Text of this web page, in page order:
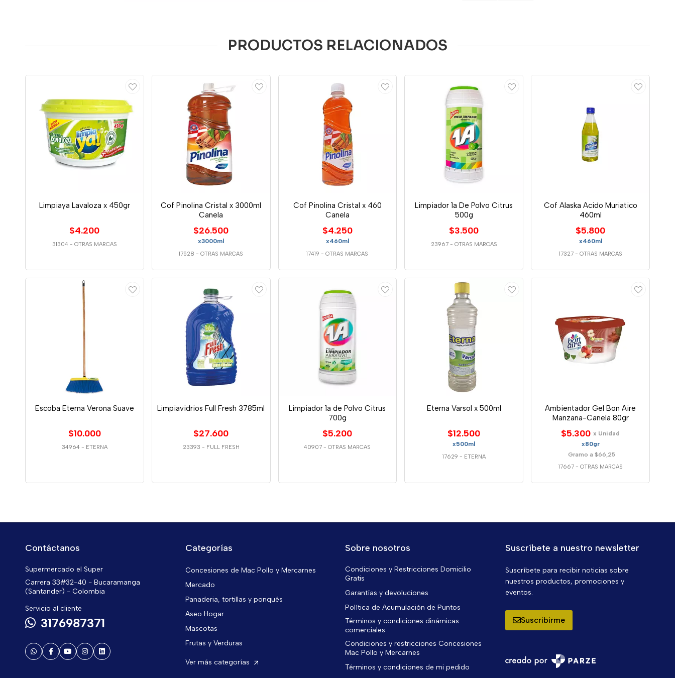
PRODUCTOS RELACIONADOS
Limpiaya Lavaloza x 450gr
$4.200
31304 - OTRAS MARCAS
Cof Pinolina Cristal x 3000ml
Canela
$26.500
x3000ml
17528 -OTRAS MARCAS
Cof Pinolina Cristal x 460
Canela
$4.250
x460ml
17419 -OTRAS MARCAS
Limpiador 1a De Polvo Citrus
500g
$3.500
23967 - OTRAS MARCAS
Cof Alaska Acido Muriatico
460ml
$5.800
x460ml
17327 - OTRAS MARCAS
Escoba Eterna Verona Suave
$10.000
34964 - ETERNA
Limpiavidrios Full Fresh 3785ml
$27.600
23393 - FULL FRESH
Limpiador 1a de Polvo Citrus
700g
$5.200
40907 -OTRAS MARCAS
Eterna Varsol x 500ml
$12.500
x500ml
17629 - ETERNA
Ambientador Gel Bon Aire
Manzana-Canela 80gr
$5.300 x Unidad
x80gr
Gramo a $66,25
17667 - OTRAS MARCAS
Contáctanos
Supermercado el Super
Carrera 33#32-40 - Bucaramanga
(Santander) - Colombia
Servicio al cliente
3176987371
Categorías
Concesiones de Mac Pollo y Mercarnes
Mercado
Panaderia, tortillas y ponqués
Aseo Hogar
Mascotas
Frutas y Verduras
Ver más categorías
Sobre nosotros
Condiciones y Restricciones Domicilio
Gratis
Garantías y devoluciones
Política de Acumulación de Puntos
Términos y condiciones dinámicas
comerciales
Condiciones y restricciones Concesiones
Mac Pollo y Mercarnes
Términos y condiciones de mi pedido
Suscríbete a nuestro newsletter
Suscríbete para recibir noticias sobre
nuestros productos, promociones y
eventos.
Suscribirme